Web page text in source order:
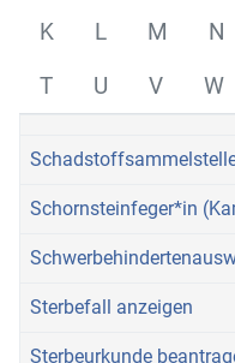
K
L M N
T
U V W
Schornsteinfeger*in
Sterbefall anzeigen
Sterbeurkunde